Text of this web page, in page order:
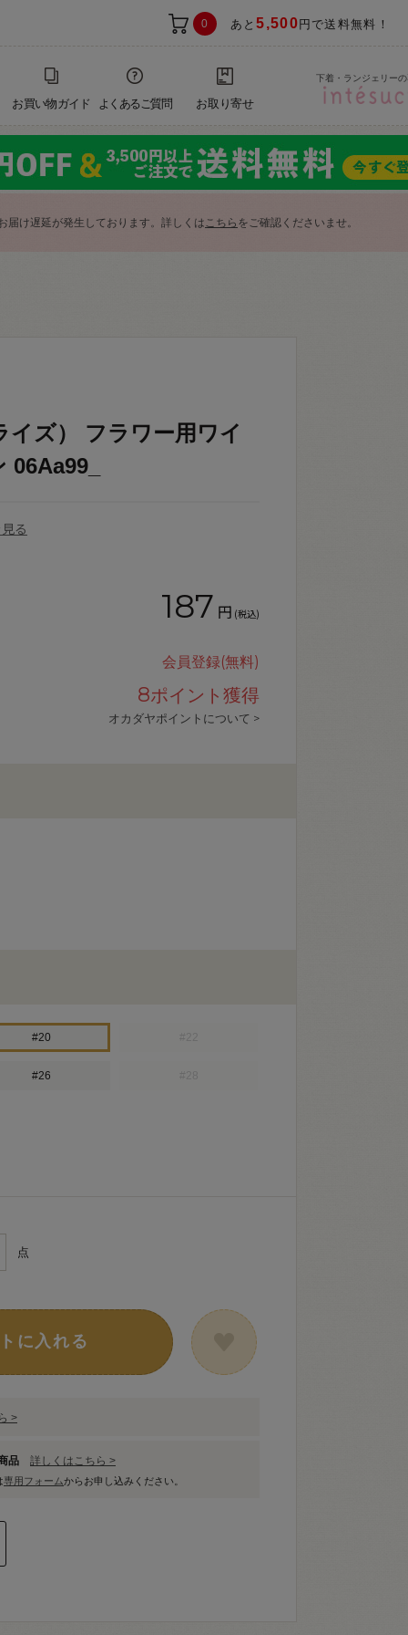
0 あと5,500 円で送料無料！
お買い物ガイド よくあるご質問 お取り寄せ
下着・ランジェリー
届け遅延が発生しております。詳しくはこちら をご確認くださいませ。
イズ） フラワー用ワイ
る
187 円 (税込)
会員登録(無料)
8ポイント獲得
オカダヤポイントについて >
#20
#26
点
に入れる
>
品 詳しくはこちら >
専用フォームからお申し込みください。